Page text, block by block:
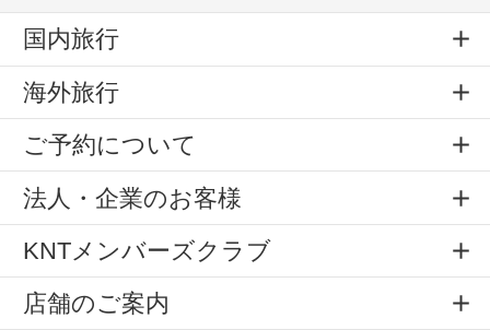
国内旅行
海外旅行
ご予約について
法人・企業のお客様
KNTメンバーズクラブ
店舗のご案内